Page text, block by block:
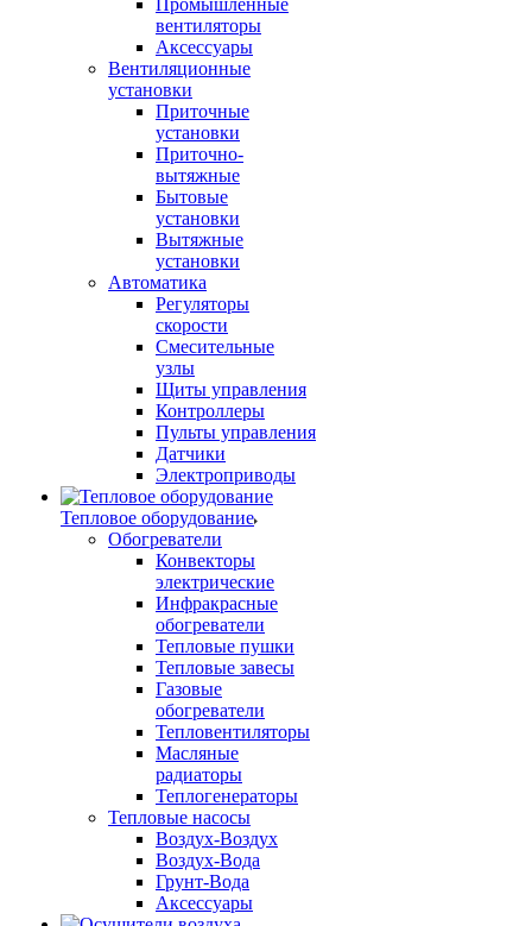
Промышленные
вентиляторы
Аксессуары
Вентиляционные
установки
Приточные
установки
Приточно-
вытяжные
Бытовые
установки
Вытяжные
установки
Автоматика
Регуляторы
скорости
Смесительные
узлы
Щиты управления
Контроллеры
Пульты управления
Датчики
Электроприводы
Тепловое оборудование
Обогреватели
Конвекторы
электрические
Инфракрасные
обогреватели
Тепловые пушки
Тепловые завесы
Газовые
обогреватели
Тепловентиляторы
Масляные
радиаторы
Теплогенераторы
Тепловые насосы
Воздух-Воздух
Воздух-Вода
Грунт-Вода
Аксессуары